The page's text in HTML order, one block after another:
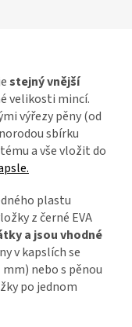
stejný vnější
velikosti mincí.
výřezy pěny (od
sbírku
a vše vložit do
plastu
z černé EVA
a jsou vhodné
v kapslích se
nebo s pěnou
po jednom